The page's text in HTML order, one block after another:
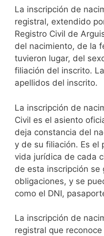
La inscripción de
registral, extendido
Registro Civil de
del nacimiento, de la
tuvieron lugar, del
filiación del inscrito.
apellidos del inscrito.
La inscripción de
Civil es el asiento
deja constancia del
y de su filiación. Es el
vida jurídica de cada
de esta inscripción se
obligaciones, y se
como el DNI,
La inscripción de
registral que